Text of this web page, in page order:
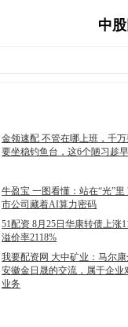
中
金领速配 不管在哪上班，千
要坐稳钓鱼台，这6个陋习趁
牛盈宝 一图看懂：站在“光”
市公司藏着AI算力密码
51配资 8月25日华康转债上涨
溢价率2118%
我要配资网 大中矿业：马尔
安徽金日晟的交流，属于企业
业务